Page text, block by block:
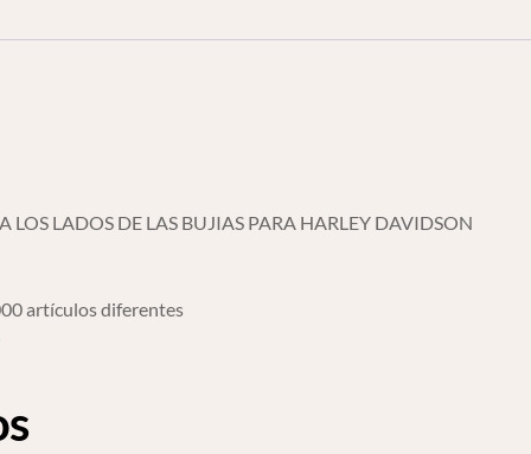
LOS LADOS DE LAS BUJIAS PARA HARLEY DAVIDSON
artículos diferentes